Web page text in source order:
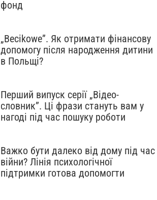
фонд
„Becikowe”. Як отримати фінансову
допомогу після народження дитини
в Польщі?
Перший випуск серії „Відео-
словник”. Ці фрази стануть вам у
нагоді під час пошуку роботи
Важко бути далеко від дому під час
війни? Лінія психологічної
підтримки готова допомогти